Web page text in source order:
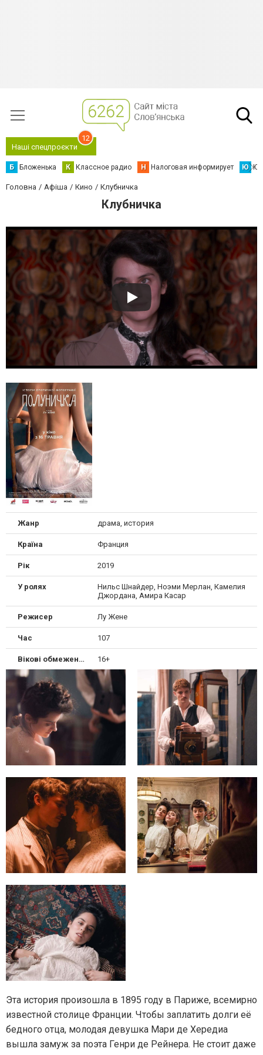
Наші спецпроєкти
12
Б Бложенька К Классное радио Н Налоговая информирует Ю
Головна Афіша Кино Клубничка
Клубничка
Жанр драма, история
Країна Франция
Рік 2019
У ролях
Нильс Шнайдер, Ноэми Мерлан, Камелия
Джордана, Амира Касар
Режисер Лу Жене
Час 107
Вікові обмеження 16+
Эта история произошла в 1895 году в Париже, всемирно
известной столице Франции. Чтобы заплатить долги её
бедного отца, молодая девушка Мари де Хередиа
вышла замуж за поэта Генри де Рейнера. Не стоит даже